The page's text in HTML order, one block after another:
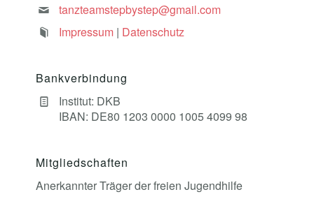
tanzteamstepbystep@gmail.com
Impressum | Datenschutz
Bankverbindung
Institut: DKB
IBAN: DE80 1203 0000 1005 4099 98
Mitgliedschaften
Anerkannter Träger der freien Jugendhilfe